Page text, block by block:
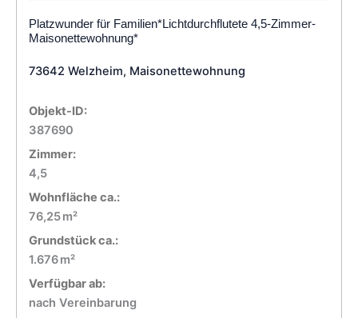
Platzwunder für Familien*Lichtdurchflutete 4,5-Zimmer-
Maisonettewohnung*
73642 Welzheim, Maisonettewohnung
Objekt-ID:
387690
Zimmer:
4,5
Wohnfläche ca.:
76,25 m²
Grund­stück ca.:
1.676 m²
Verfügbar ab:
nach Vereinbarung